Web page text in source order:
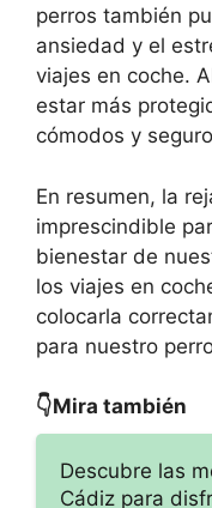
perros también
ansiedad y el
viajes en coche.
estar más
cómodos y
En resumen, la
imprescindible
bienestar de
los viajes en
colocarla
para nuestro
👇Mira también
Descubre las
Cádiz para